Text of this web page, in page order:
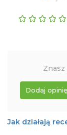
Dodaj opinię
Jak działają